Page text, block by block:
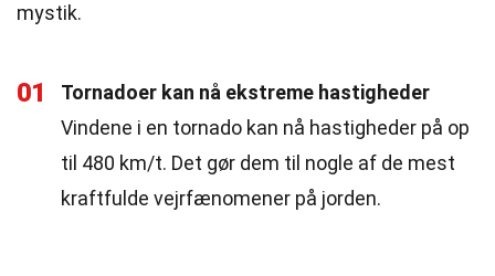
mystik.
01
Tornadoer kan nå ekstreme hastigheder
Vindene i en tornado kan nå hastigheder på op
til 480 km/t. Det gør dem til nogle af de mest
kraftfulde vejrfænomener på jorden.